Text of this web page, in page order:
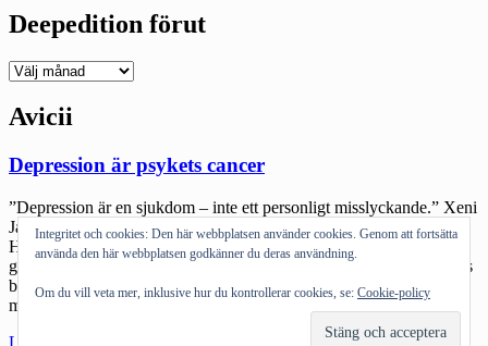
Deepedition förut
Deepedition
Avicii
Depression är psykets cancer
”Depression är en sjukdom – inte ett personligt misslyckande.” Xeni
Jardin Det skrivs spaltmil om Aviciis depression och självmord.
Hans utbrändhet och hur allt runtom honom hela tiden pushade att
göra mer, vara mer. Beroendet av både att få göra men också andras
beroende av honom. SVTs dokumentär är otäck och viktig på så
många […]
Läs mer
Integritet och cookies: Den här webbplatsen använder cookies. Genom att fortsätta
använda den här webbplatsen godkänner du deras användning.
Om du vill veta mer, inklusive hur du kontrollerar cookies, se: Cookie-policy